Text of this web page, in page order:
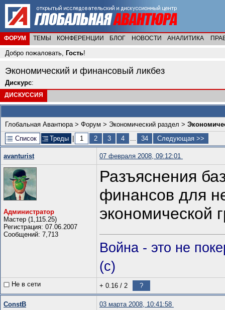
ФОРУМ ТЕМЫ КОНФЕРЕНЦИИ БЛОГ НОВОСТИ АНАЛИТИКА
Добро пожаловать, Гость!
Экономический и финансовый ликбез
Дискурс:
ДИСКУССИЯ
Глобальная Авантюра> Форум > Экономический раздел >
Список
Треды 1 2 3 4 ... 34 Следующая >>
avanturist 07 февраля 2008, 09:12:01
Администратор
Мастер (1,115.25)
Регистрация: 07.06.2007
Сообщений: 7,713
Разъяснения
финансов для
экономической
Война - это не
(c)
Не в сети + 0.16 / 2 ?
ConstB 03 марта 2008, 10:41:58